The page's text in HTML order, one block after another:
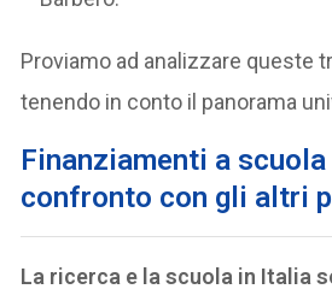
Proviamo ad analizzare queste
tenendo in conto il panorama
Finanziamenti a scuola
confronto con gli altri
La ricerca e la scuola in Italia